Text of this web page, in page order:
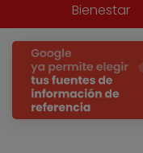
Bienestar